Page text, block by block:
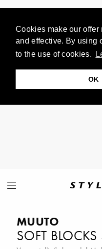
Cookies make our offer
and effective. By using
to the use of cookies.
OK
MUUTO
SOFT